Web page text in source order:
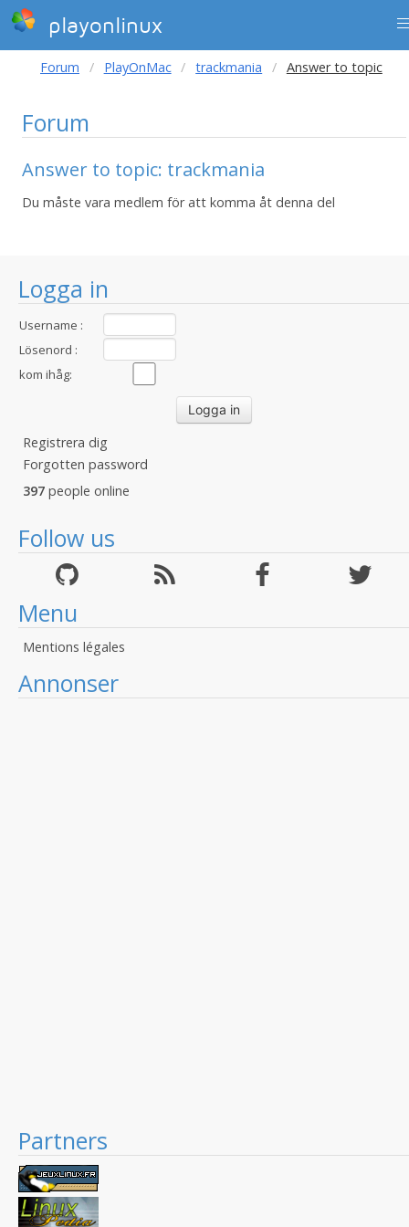
playonlinux
Logga in
Username :
Lösenord :
kom ihåg:
Registrera dig
Forgotten password
397 people online
Follow us
Menu
Mentions légales
Annonser
Partners
Forum PlayOnMac trackmania Answer to topic
Forum
Answer to topic: trackmania
Du måste vara medlem för att komma åt denna del